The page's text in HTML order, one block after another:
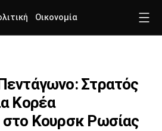
Οικονομία
Στρατός
Κορέα
στο Κουρσκ Ρωσίας